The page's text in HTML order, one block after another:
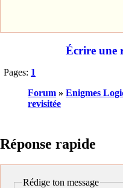
Écrire une
Pages: 1
Forum » Enigmes
revisitée
Réponse rapide
Rédige ton message